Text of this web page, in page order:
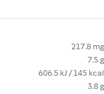
217.8 mg
7.5 g
606.5 kJ / 145 kcal
3.8 g